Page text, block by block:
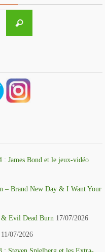
Recherche
: James Bond et le jeux-vidéo
– Brand New Day & I Want Your
& Evil Dead Burn 17/07/2026
11/07/2026